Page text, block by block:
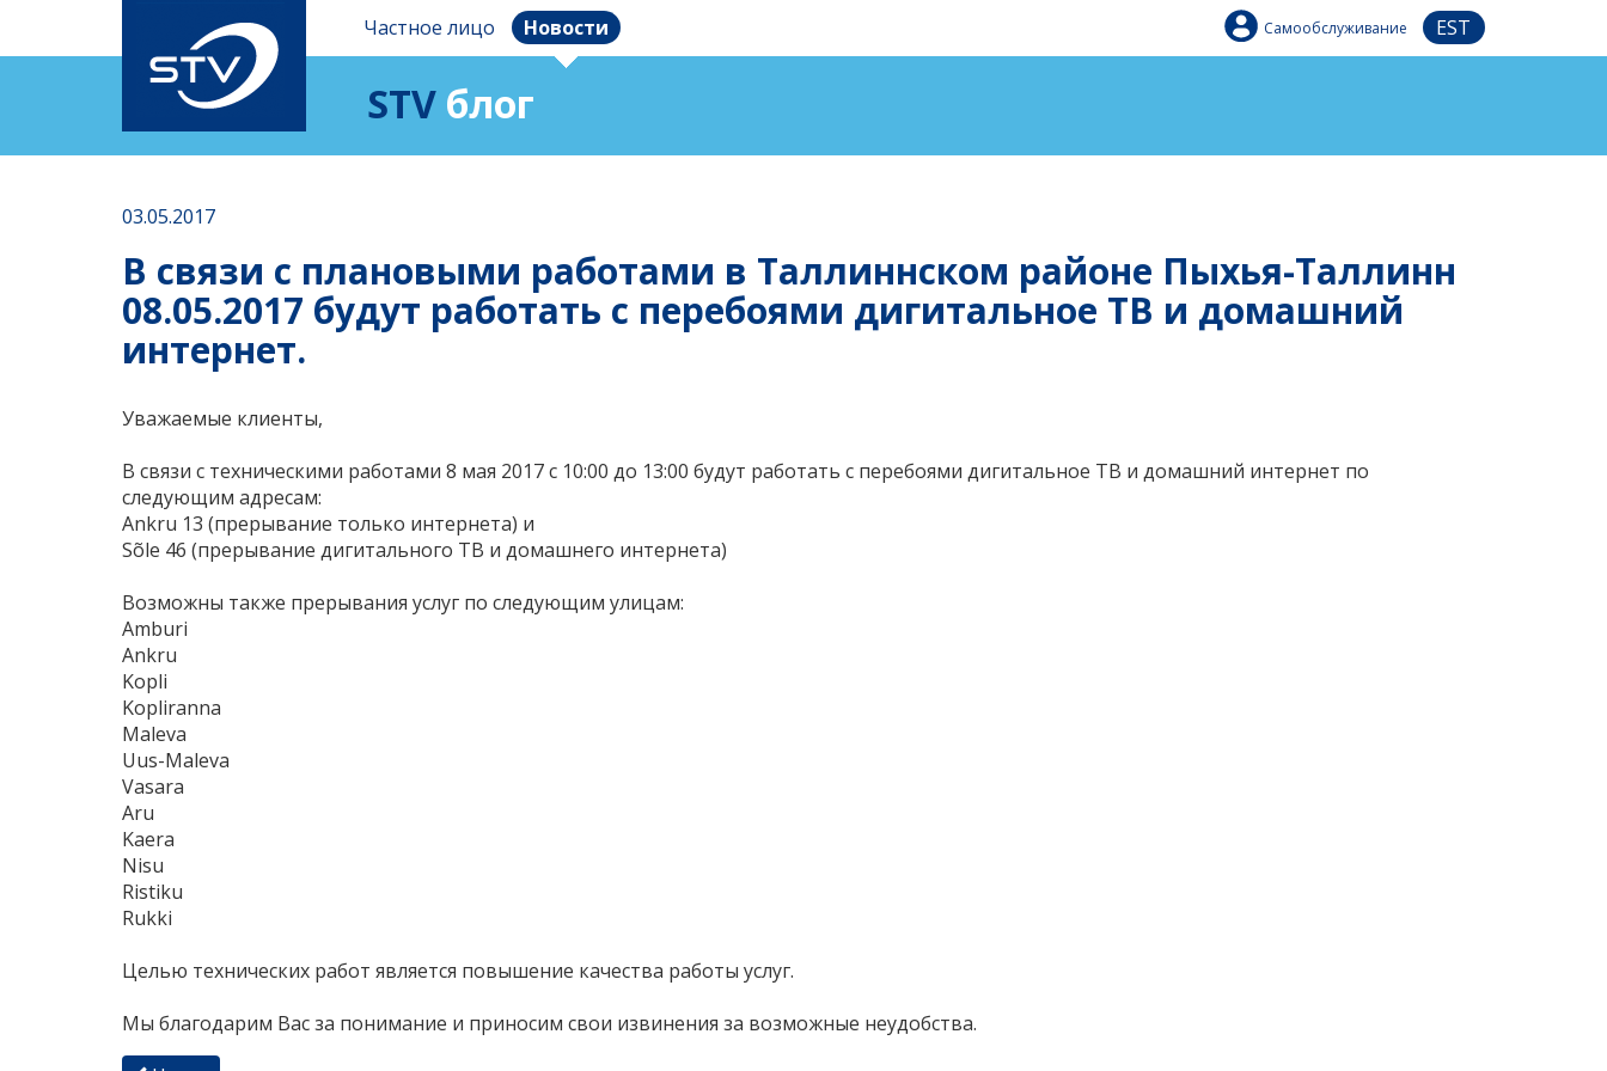
Частное лицо Новости Самообслуживание EST
STV блог
03.05.2017
В связи с плановыми работами в Таллиннском районе Пыхья-Таллинн
08.05.2017 будут работать с перебоями дигитальное ТВ и домашний
интернет.
Уважаемые клиенты,
В связи с техническими работами 8 мая 2017 с 10:00 до 13:00 будут работать с перебоями дигитальное ТВ и домашний интернет по
следующим адресам:
Ankru 13 (прерывание только интернета) и
Sõle 46 (прерывание дигитального ТВ и домашнего интернета)
Возможны также прерывания услуг по следующим улицам:
Amburi
Ankru
Kopli
Kopliranna
Maleva
Uus-Maleva
Vasara
Aru
Kaera
Nisu
Ristiku
Rukki
Целью технических работ является повышение качества работы услуг.
Мы благодарим Вас за понимание и приносим свои извинения за возможные неудобства.